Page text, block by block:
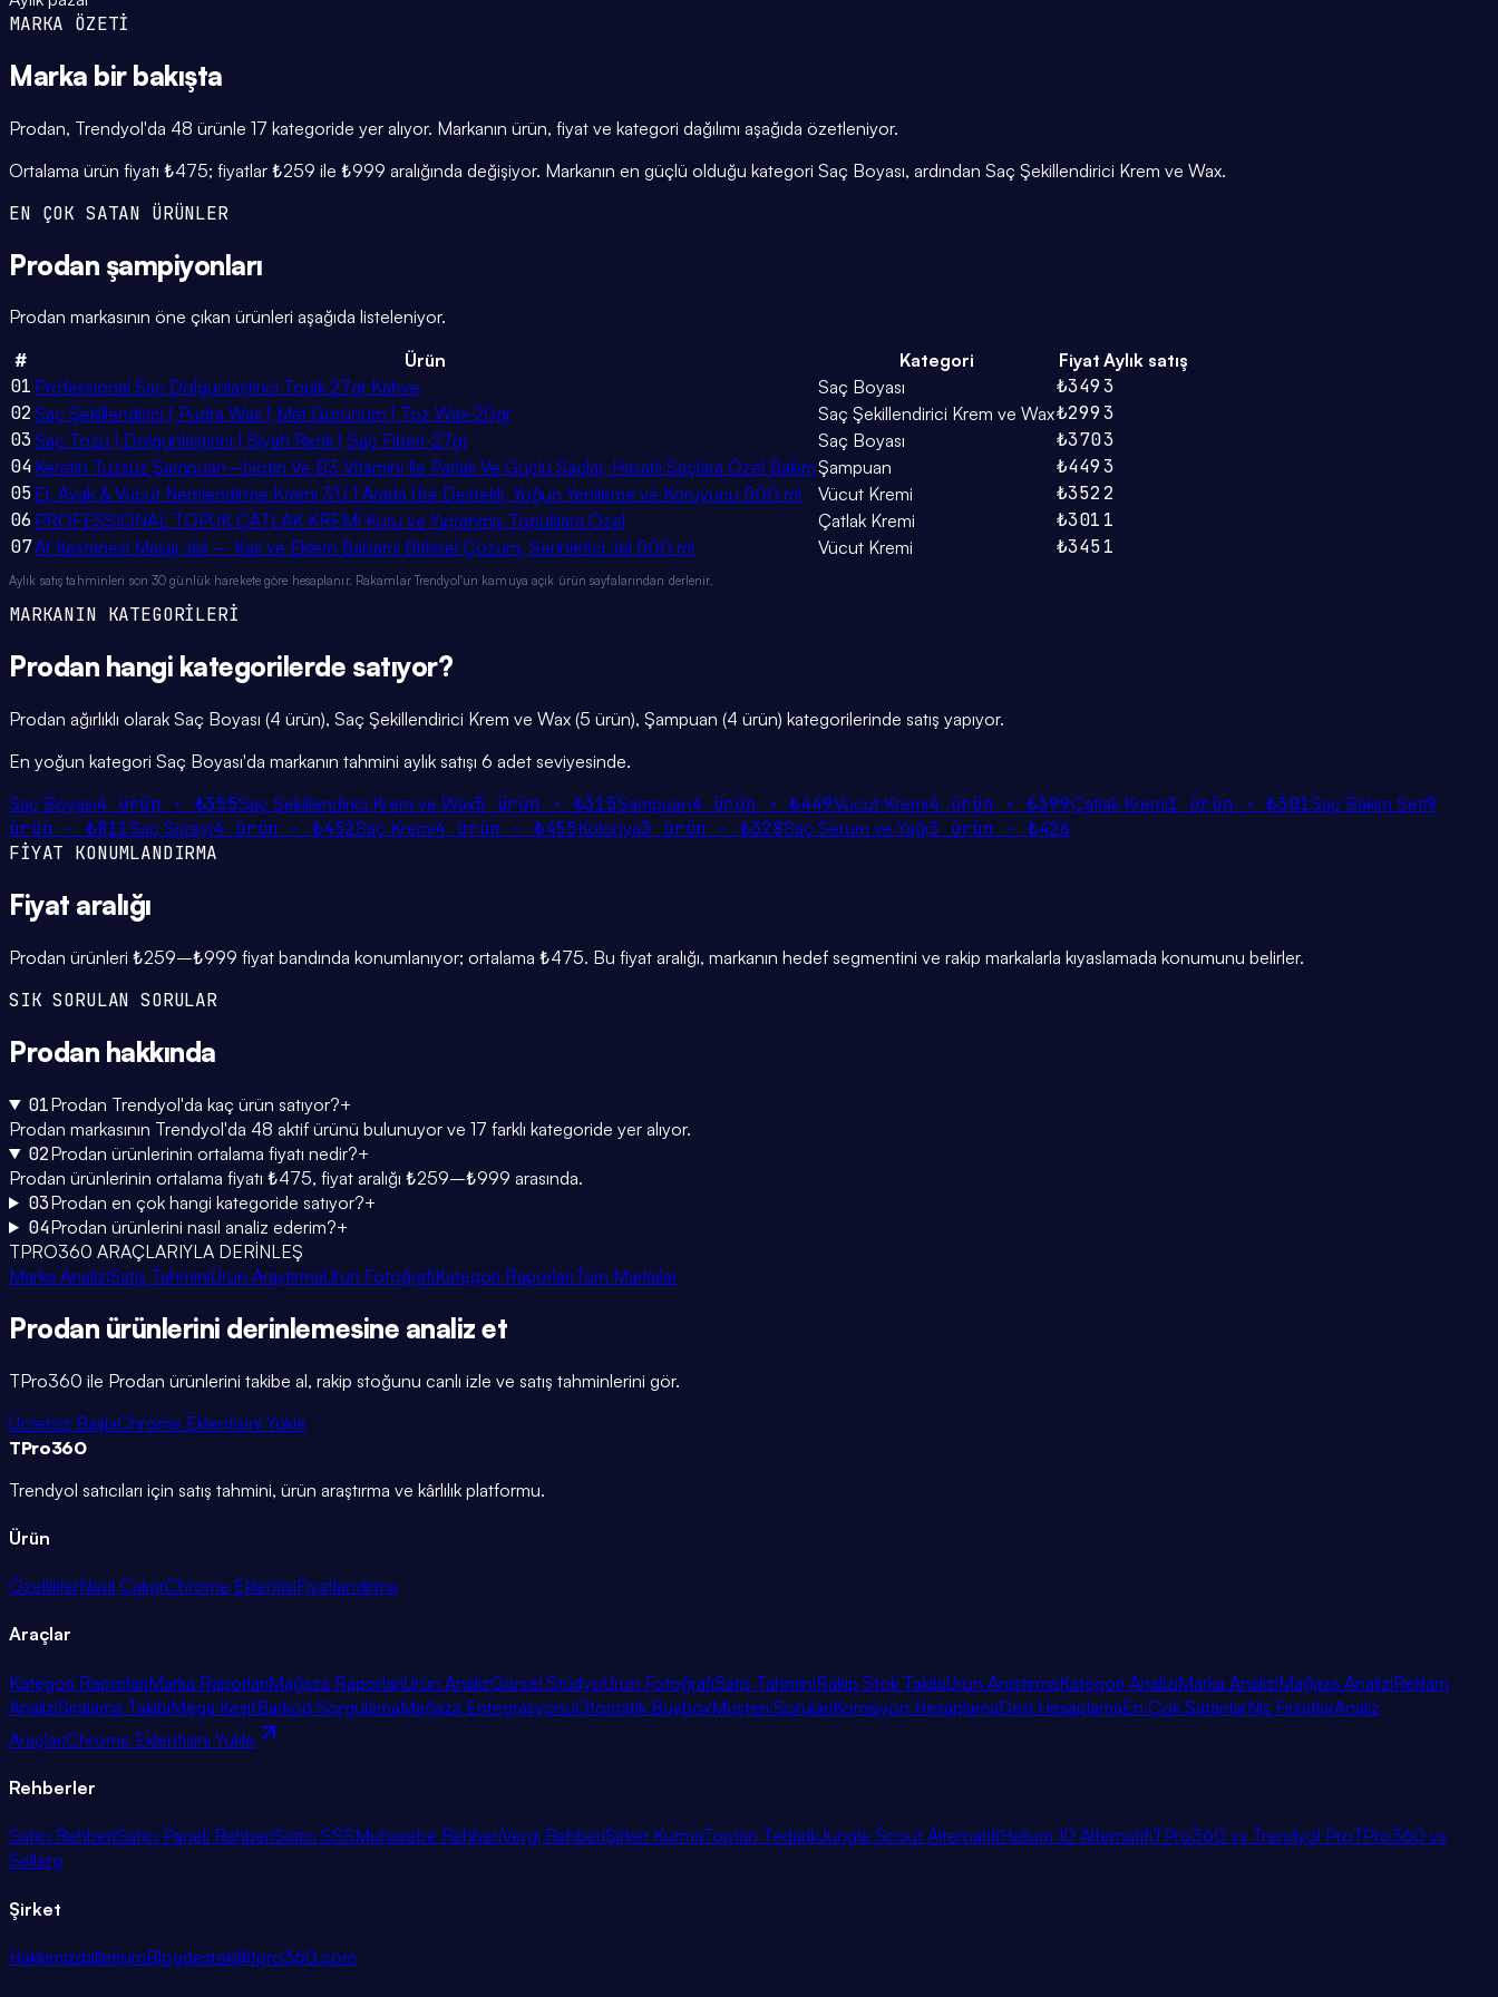
MARKA ÖZETİ
Marka bir bakışta
Prodan, Trendyol'da 48 ürünle 17 kategoride yer alıyor. Markanın ürün, fiyat ve kategori dağılımı aşağıda özetleniyor.
Ortalama ürün fiyatı ₺475; fiyatlar ₺259 ile ₺999 aralığında değişiyor. Markanın en güçlü olduğu kategori Saç Boyası, ardından Saç Şekillendirici Krem ve Wax.
EN ÇOK SATAN ÜRÜNLER
Prodan şampiyonları
Prodan markasının öne çıkan ürünleri aşağıda listeleniyor.
#
Ürün Kategori Fiyat Aylık satış
01 Professional Saç Dolgunlaştırıcı Topik 27gr Kahve Saç Boyası ₺3493
02 Saç Şekillendirici | Pudra Wax | Mat Görünüm | Toz Wax-20gr Saç Şekillendirici Krem ve Wax₺2993
03Saç Tozu | Dolgunlaştırıcı | Siyah Renk | Saç Fiberi-27gr Saç Boyası ₺3703
04 Keratin Tuzsuz Şampuan–biotin Ve B3 Vitamini Ile Parlak Ve Güçlü Saçlar, Hasarlı Saçlara Özel BakımŞampuan ₺4493
05 El, Ayak & Vücut Nemlendirme Kremi 3'Ü 1 Arada Üre Destekli, Yoğun Yenileme ve Koruyucu 500 ml Vücut Kremi ₺3522
06 PROFESSIONAL TOPUK ÇATLAK KREMİ Kuru ve Yıpranmış Topuklara Özel Çatlak Kremi ₺301 1
07At Kestanesi Masaj Jeli – Kas ve Eklem Balsamı Bitkisel Çözüm, Serinletici Jel 500 ml Vücut Kremi ₺3451
Aylık satış tahminleri son 30 günlük harekete göre hesaplanır. Rakamlar Trendyol'un kamuya açık ürün sayfalarından derlenir.
MARKANIN KATEGORİLERİ
Prodan hangi kategorilerde satıyor?
Prodan ağırlıklı olarak Saç Boyası (4 ürün), Saç Şekillendirici Krem ve Wax (5 ürün), Şampuan (4 ürün) kategorilerinde satış yapıyor.
En yoğun kategori Saç Boyası'da markanın tahmini aylık satışı 6 adet seviyesinde.
Saç Boyası4 ürün · ₺355Saç Şekillendirici Krem ve Wax5 ürün · ₺315Şampuan4 ürün ·₺449Vücut Kremi4 ürün ·₺399Çatlak Kremi1 ürün ·₺301Saç Bakım Seti9
ürün · ₺811Saç Spreyi4 ürün · ₺452Saç Kremi4 ürün · ₺455Kolonya3 ürün · ₺328Saç Serum ve Yağı3 ürün · ₺426
FİYAT KONUMLANDIRMA
Fiyat aralığı
Prodan ürünleri ₺259–₺999 fiyat bandında konumlanıyor; ortalama ₺475. Bu fiyat aralığı, markanın hedef segmentini ve rakip markalarla kıyaslamada konumunu belirler.
SIK SORULAN SORULAR
Prodan hakkında
01Prodan Trendyol'da kaç ürün satıyor?+
Prodan markasının Trendyol'da 48 aktif ürünü bulunuyor ve 17 farklı kategoride yer alıyor.
02Prodan ürünlerinin ortalama fiyatı nedir?+
Prodan ürünlerinin ortalama fiyatı ₺475, fiyat aralığı ₺259–₺999 arasında.
03Prodan en çok hangi kategoride satıyor?+
04Prodan ürünlerini nasıl analiz ederim?+
TPRO360 ARAÇLARIYLA DERİNLEŞ
Marka AnaliziSatış TahminiÜrün AraştırmaÜrün FotoğrafıKategori RaporlarıTüm Markalar
Prodan ürünlerini derinlemesine analiz et
TPro360 ile Prodan ürünlerini takibe al, rakip stoğunu canlı izle ve satış tahminlerini gör.
Ücretsiz BaşlaChrome Eklentisini Yükle
TPro360
Trendyol satıcıları için satış tahmini, ürün araştırma ve kârlılık platformu.
Ürün
ÖzelliklerNasıl ÇalışırChrome EklentisiFiyatlandırma
Araçlar
Kategori RaporlarıMarka RaporlarıMağaza RaporlarıÜrün AnalizGörsel StüdyoÜrün FotoğrafıSatış TahminiRakip Stok TakibiÜrün AraştırmaKategori AnaliziMarka AnaliziMağaza AnaliziReklam
AnaliziSıralama TakibiMega KeşifBarkod SorgulamaMağaza EntegrasyonuOtomatik BuyboxMüşteri SorularıKomisyon HesaplamaDesi HesaplamaEn Çok SatanlarNiş FırsatlarAnaliz
AraçlarıChrome Eklentisini Yükle
Rehberler
Satıcı RehberiSatıcı Paneli RehberiSatıcı SSSMuhasebe RehberiVergi RehberiŞirket KurmaToptan TedarikJungle Scout AlternatifiHelium 10 AlternatifiTPro360 vs Trendyol ProTPro360 vs
Sellerg
Şirket
HakkımızdaİletişimBlogdestek@tpro360.com